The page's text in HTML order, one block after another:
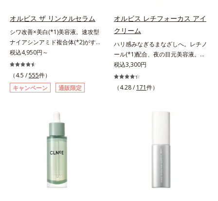
オルビス ザ リンクルセラム
シワ改善×美白(*1)美容液。速攻型
ナイアシンアミド複合体(*2)がすば
やく浸透(*3)。ピンと、パッと。大
人の肌にハリ感を。シワ改善×美白
(*1)美容液。ポーラ化成 研究所の独
自研究で見出した、速攻型ナイアシ
ンアミド複合体(*2)と浸透サポート
有効成分「ナイアシンアミド」の浸
透スピードがアップ(*5)し、浸透し
にくい大人肌の深く(*3)まで素早く
届けます。真皮のコラーゲン産生を
促進し、年齢とともに刻まれる深い
メラニン生成を防ぎ未来のシミ・ソ
バカスを予防します。さらに独自研
税込4,950円～
（4.5 /555件）
キャンペーン
通販限定
オルビス レチフォーカス アイ
クリーム
ハリ感みなぎるまなざしへ。レチノ
ール(*1)配合、夜の目元美容液。オ
ルビスの目元技術を結集し、ハリ感
みなぎるまなざしへ。レチノール
(*1)配合の目元美容液です。目元悩
り、肌表面にピン！としたハリ感を
与え、さらに疑似セラミド(*3)が角
層の隙間に浸透(*4)。夜のスキンケ
アの最後にプラスすることで乾燥に
よる小ジワを目立たなくし、ハリ感
税込3,300円
（4.28 / 171件）